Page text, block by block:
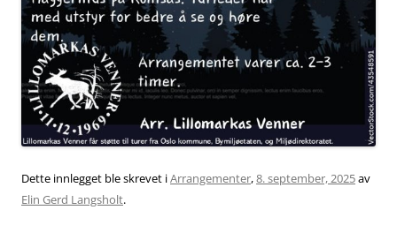
Dette innlegget ble skrevet iArrangementer,8. september, 2025av
Elin Gerd Langsholt.